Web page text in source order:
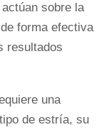
sobre la
forma efectiva
resultados
una
de estría, su